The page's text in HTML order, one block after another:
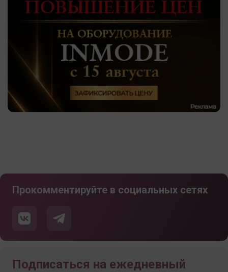
Прокомментируйте в социальных сетях
Подписаться на ежедневный